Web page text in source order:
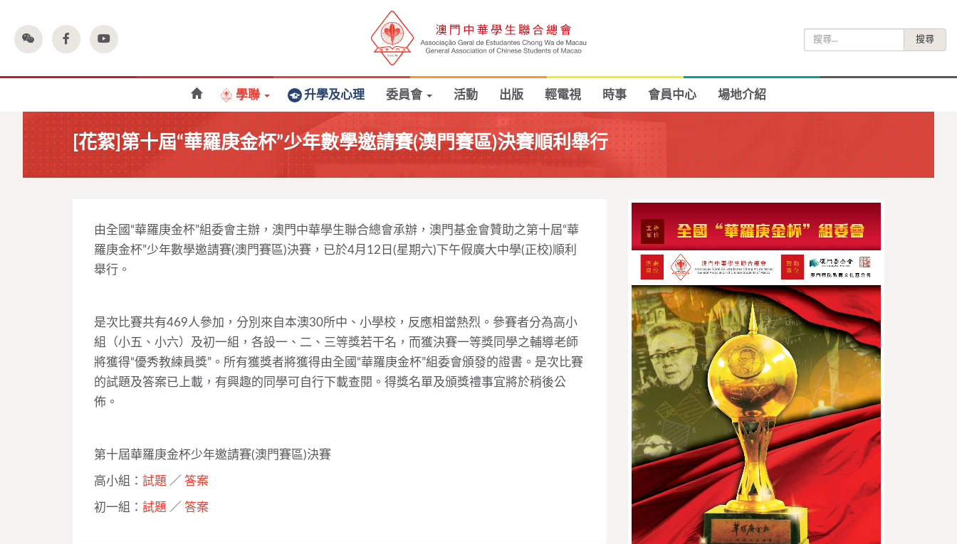
尋
學聯 升學及心理 委員會 活動 出版 輕電視 時事 會員中心 場地介紹
[花絮]第十屆“華羅庚金杯”少年數學邀請賽(澳門賽區)決賽順利舉行
由全國“華羅庚金杯”組委會主辦，澳門中華學生聯合總會承辦，澳門基金會贊助之第十屆“華
羅庚金杯”少年數學邀請賽(澳門賽區)決賽，已於4月12日(星期六)下午假廣大中學(正校)順利
舉行。
是次比賽共有469人參加，分別來自本澳30所中、小學校，反應相當熱烈。參賽者分為高小
組（小五、小六）及初一組，各設一、二、三等獎若干名，而獲決賽一等獎同學之輔導老師
將獲得“優秀教練員獎”。所有獲獎者將獲得由全國“華羅庚金杯”組委會頒發的證書。是次比賽
的試題及答案已上載，有興趣的同學可自行下載查閱。得獎名單及頒獎禮事宜將於稍後公
佈。
第十屆華羅庚金杯少年邀請賽(澳門賽區)決賽
高小組： 試題 ／ 答案
初一組： 試題 ／ 答案